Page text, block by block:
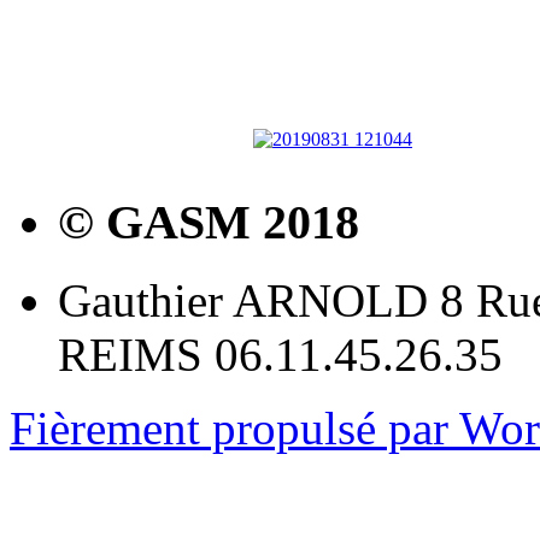
© GASM 2018
Gauthier ARNOLD 8
REIMS 06.11.45.26.35
Fièrement propulsé par